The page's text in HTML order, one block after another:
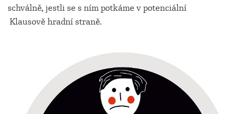
schválně, jestli se s ním potkáme v potenciální
Klausově hradní straně.